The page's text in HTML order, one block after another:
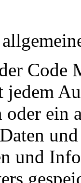
Code
jedem
oder ein
und